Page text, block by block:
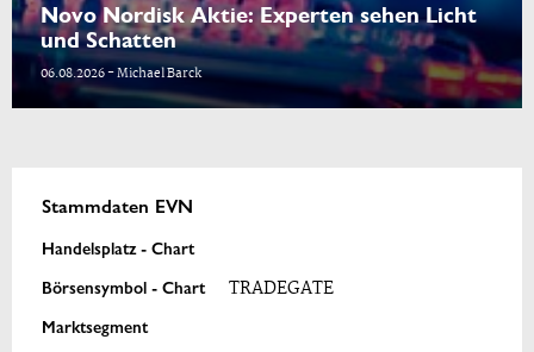
Novo Nordisk Aktie: Experten sehen Licht
und Schatten
06.08.2026 - Michael Barck
Stammdaten EVN
Handelsplatz - Chart
Börsensymbol - Chart
TRADEGATE
Marktsegment